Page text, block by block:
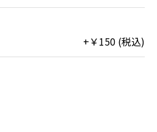
+￥150 (税込)